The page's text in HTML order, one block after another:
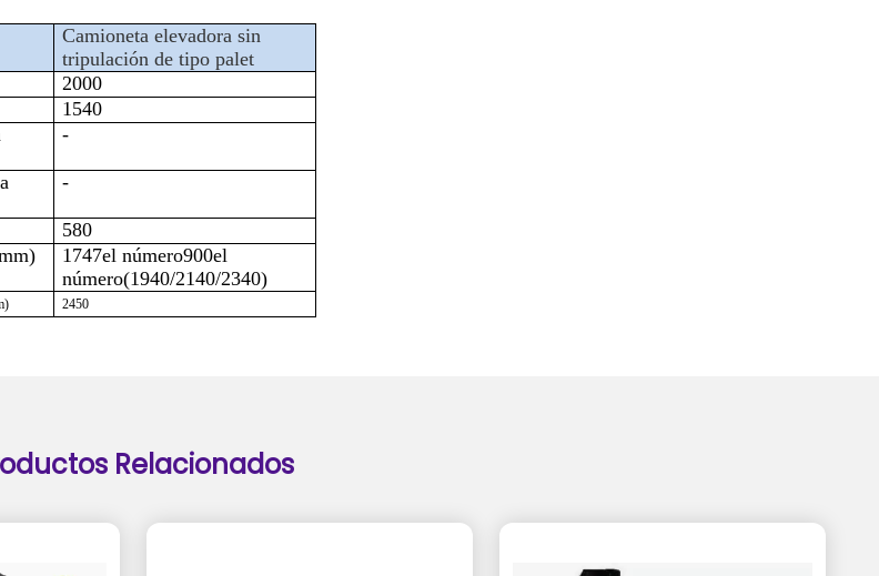
Camioneta elevadora sin
tripulación de tipo palet
2000
1540
-
-
580
1747el número900el
número(1940/2140/2340)
2450
Relacionados